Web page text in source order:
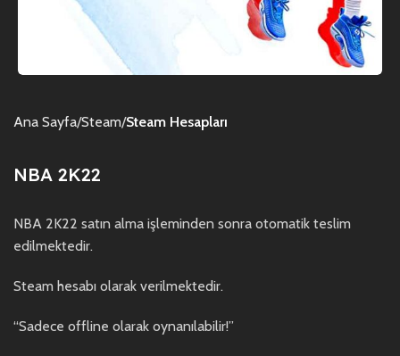
Ana Sayfa Steam Steam Hesapları
NBA 2K22
NBA 2K22 satın alma işleminden sonra otomatik teslim
edilmektedir.
Steam hesabı olarak verilmektedir.
“Sadece offline olarak oynanılabilir!”